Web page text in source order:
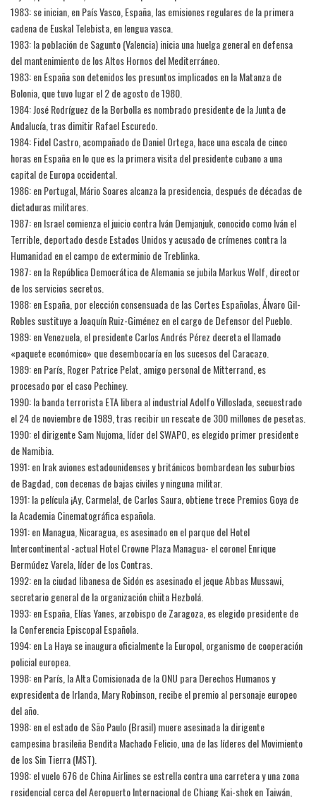
1983: se inician, en País Vasco, España, las emisiones regulares de la primera
cadena de Euskal Telebista, en lengua vasca.
1983: la población de Sagunto (Valencia) inicia una huelga general en defensa
del mantenimiento de los Altos Hornos del Mediterráneo.
1983: en España son detenidos los presuntos implicados en la Matanza de
Bolonia, que tuvo lugar el 2 de agosto de 1980.
1984: José Rodríguez de la Borbolla es nombrado presidente de la Junta de
Andalucía, tras dimitir Rafael Escuredo.
1984: Fidel Castro, acompañado de Daniel Ortega, hace una escala de cinco
horas en España en lo que es la primera visita del presidente cubano a una
capital de Europa occidental.
1986: en Portugal, Mário Soares alcanza la presidencia, después de décadas de
dictaduras militares.
1987: en Israel comienza el juicio contra Iván Demjanjuk, conocido como Iván el
Terrible, deportado desde Estados Unidos y acusado de crímenes contra la
Humanidad en el campo de exterminio de Treblinka.
1987: en la República Democrática de Alemania se jubila Markus Wolf, director
de los servicios secretos.
1988: en España, por elección consensuada de las Cortes Españolas, Álvaro Gil-
Robles sustituye a Joaquín Ruiz-Giménez en el cargo de Defensor del Pueblo.
1989: en Venezuela, el presidente Carlos Andrés Pérez decreta el llamado
«paquete económico» que desembocaría en los sucesos del Caracazo.
1989: en París, Roger Patrice Pelat, amigo personal de Mitterrand, es
procesado por el caso Pechiney.
1990: la banda terrorista ETA libera al industrial Adolfo Villoslada, secuestrado
el 24 de noviembre de 1989, tras recibir un rescate de 300 millones de pesetas.
1990: el dirigente Sam Nujoma, líder del SWAPO, es elegido primer presidente
de Namibia.
1991: en Irak aviones estadounidenses y británicos bombardean los suburbios
de Bagdad, con decenas de bajas civiles y ninguna militar.
1991: la película ¡Ay, Carmela!, de Carlos Saura, obtiene trece Premios Goya de
la Academia Cinematográfica española.
1991: en Managua, Nicaragua, es asesinado en el parque del Hotel
Intercontinental -actual Hotel Crowne Plaza Managua- el coronel Enrique
Bermúdez Varela, líder de los Contras.
1992: en la ciudad libanesa de Sidón es asesinado el jeque Abbas Mussawi,
secretario general de la organización chiita Hezbolá.
1993: en España, Elías Yanes, arzobispo de Zaragoza, es elegido presidente de
la Conferencia Episcopal Española.
1994: en La Haya se inaugura oficialmente la Europol, organismo de cooperación
policial europea.
1998: en París, la Alta Comisionada de la ONU para Derechos Humanos y
expresidenta de Irlanda, Mary Robinson, recibe el premio al personaje europeo
del año.
1998: en el estado de São Paulo (Brasil) muere asesinada la dirigente
campesina brasileña Bendita Machado Felicio, una de las líderes del Movimiento
de los Sin Tierra (MST).
1998: el vuelo 676 de China Airlines se estrella contra una carretera y una zona
residencial cerca del Aeropuerto Internacional de Chiang Kai-shek en Taiwán,